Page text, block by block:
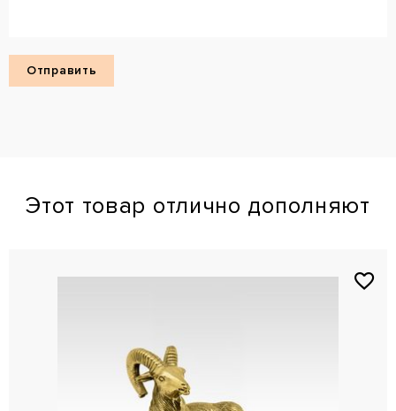
Этот товар отлично дополняют